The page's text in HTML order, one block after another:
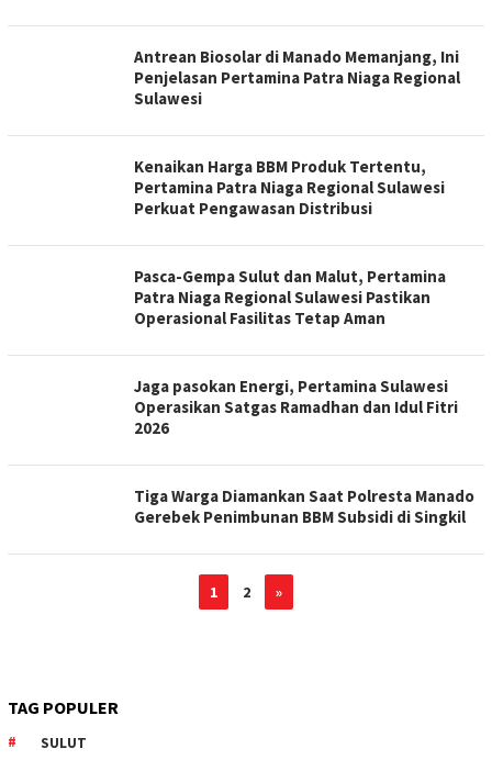
Antrean Biosolar di Manado Memanjang, Ini
Penjelasan Pertamina Patra Niaga Regional
Sulawesi
Kenaikan Harga BBM Produk Tertentu,
Pertamina Patra Niaga Regional Sulawesi
Perkuat Pengawasan Distribusi
Pasca-Gempa Sulut dan Malut, Pertamina
Patra Niaga Regional Sulawesi Pastikan
Operasional Fasilitas Tetap Aman
Jaga pasokan Energi, Pertamina Sulawesi
Operasikan Satgas Ramadhan dan Idul Fitri
2026
Tiga Warga Diamankan Saat Polresta Manado
Gerebek Penimbunan BBM Subsidi di Singkil
1 2 »
TAG POPULER
SULUT